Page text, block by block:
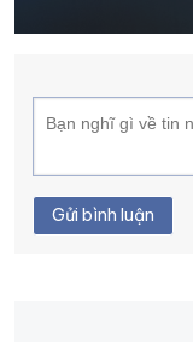
XÂY DỰNG KHÁNH
Gửi bình luận